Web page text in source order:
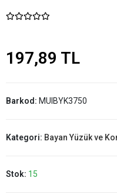
197,89 TL
Barkod: MUIBYK3750
Kategori: Bayan Yüzük ve
Stok: 15